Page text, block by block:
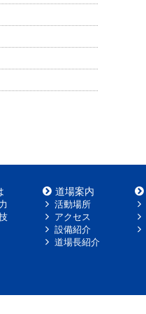
道場案内
活動場所
アクセス
設備紹介
道場長紹介